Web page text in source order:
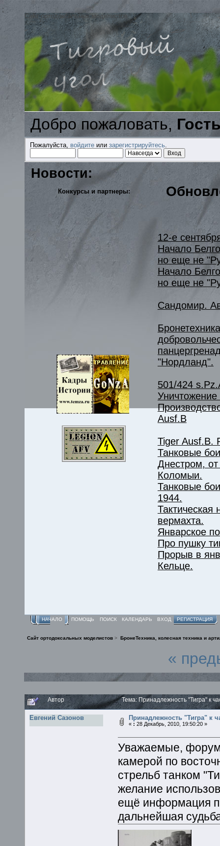
;
Сайт ортодоксальных моделистов
Добро пожаловать,
Пожалуйста, войдите илизарегистрируйтесь
Новости:
Конкурсы и партнеры:
12-е
Начало
но еще не
Начало
но еще не
Сандомир.
"Нордланд".
501/424
Уничтожение
Ausf.B
Tiger Ausf.B.
Танковые
Днестром,
Коломыи.
Танковые
1944.
Тактическая
вермахта.
Январское
Про пушку
Прорыв в
Кельце.
НАЧАЛО ПОМОЩЬ ПОИСК КАЛЕНДАРЬ ВХОД РЕГИСТРАЦИЯ
Сайт ортодоксальных моделистов > БронеТехника, колесная техника и
«
Автор Тема: Принадлежность "Тигра" к
Евгений Сазонов Принадлежность "Тигра" к
« : 28 Декабрь, 2010, 19:50:20 »
Уважаемые,
камерой по
стрельб танком
желание
ещё информация
дальнейшая